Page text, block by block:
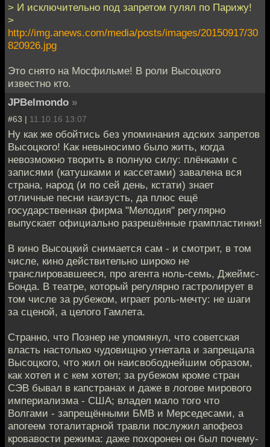
> И исключительно под запретом гулял по Парижу!
>
http://img.anews.com/media/posts/images/20150917/30
820926.jpg
Это снято на Мосфильме! В роли Высоцкого
известно кто.
JPBelmondo »
#63 | 11.10.16 13:07
Ну как же обойтись без упоминания адских запретов
Высоцкого! Как невыносимо было жить, когда
невозможно творить в полную силу: плёнками с
записями (катушками и кассетами) завалена вся
страна, народ (и по сей день, кстати) знает
отличные песни наизусть, да плюс ещё
государственная фирма "Мелодия" регулярно
выпускает официально разрешённые грампластинки!
В кино Высоцкий снимается сам - и смотрит, в том
числе, кино действительно широко не
транслировавшееся, про агента ноль-семь, Джеймс-
Бонда. В театре, который регулярно гастролирует в
том числе за рубежом, играет роль-мечту: не шаги
за сценой, а целого Гамлета.
Странно, что Познер не упомянул, что советская
власть настолько чудовищно угнетала и запрещала
Высоцкого, что жил он наисвободнейшим образом,
как хотел и с кем хотел; за рубежом кроме стран
СЭВ бывал в капстранах и даже в логове мирового
империализма - США; владел мало того что
Волгами - запрещёнными БМВ и Мерседесами, а
апогеем тоталитарной травли послужил апофеоз
кровавости режима: даже похоронен он был почему-